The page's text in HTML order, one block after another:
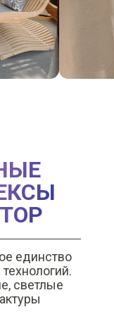
единство
светлые